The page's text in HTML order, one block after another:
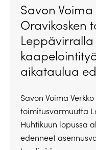
Savon
Oravikosken
Leppävirralla
aikataulua
Savon Voima
toimitusvarmuutta
Huhtikuun lopussa
edenneet